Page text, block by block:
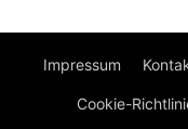
Impressum
Cookie-